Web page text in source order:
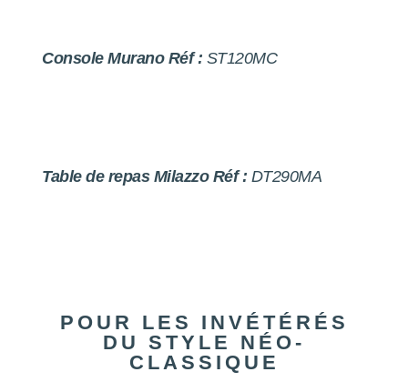
Console Murano Réf : ST120MC
Table de repas Milazzo Réf : DT290MA
POUR LES INVÉTÉRÉS
DU STYLE NÉO-
CLASSIQUE